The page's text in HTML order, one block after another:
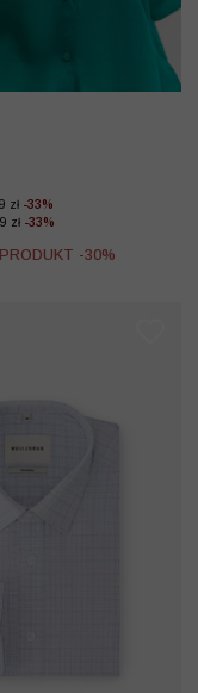
zł -33%
zł -33%
-30%